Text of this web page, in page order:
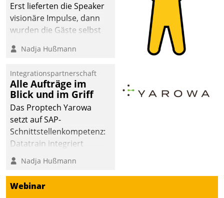
Erst lieferten die Speaker
visionäre Impulse, dann
wurden die Gäste selbst
methodisch
Quartier. Dazwischen
zeigte Datatrain, was es
Neues zu bieten hat.
Nadja Hußmann
Integrationspartnerschaft
Alle Aufträge im
Blick und im Griff
Das Proptech Yarowa
setzt auf SAP-
Schnittstellenkompetenz:
Datatrain integriert
Yarowas Portal zur
Vergabe und Verwaltung
von Aufträgen der
operativen
Nadja Hußmann
Webinar